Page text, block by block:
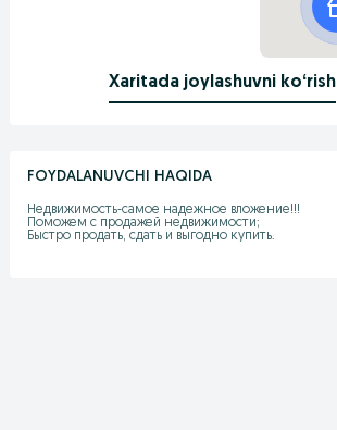
Xaritada joylashuvni koʻrish
FOYDALANUVCHI HAQIDA
Недвижимость-самое надежное вложение!!!
Поможем с продажей недвижимости;
Быстро продать, сдать и выгодно купить.